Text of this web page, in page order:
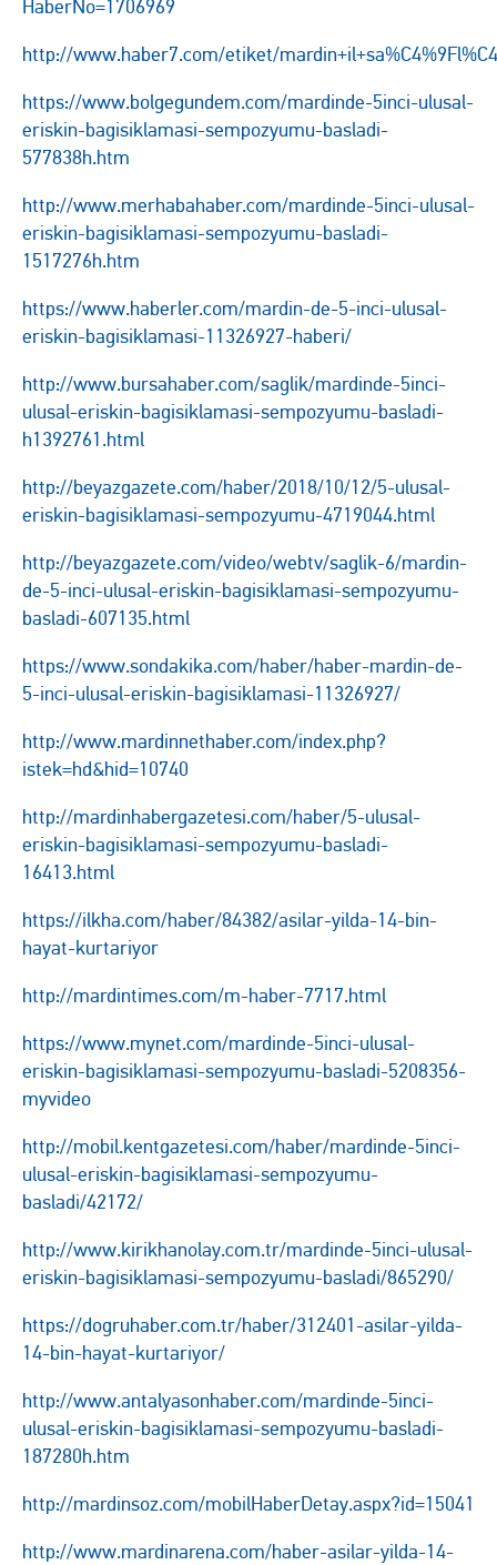
HaberNo=1706969
http://www.haber7.com/etiket/
https://www.bolgegundem.com/mardinde-5inci-ulusal-
eriskin-bagisiklamasi-sempozyumu-basladi-
577838h.htm
http://www.merhabahaber.com/mardinde-5inci-ulusal-
eriskin-bagisiklamasi-sempozyumu-basladi-
1517276h.htm
https://www.haberler.com/mardin-de-5-inci-ulusal-
eriskin-bagisiklamasi-11326927-haberi/
http://www.bursahaber.com/saglik/mardinde-5inci-
ulusal-eriskin-bagisiklamasi-sempozyumu-basladi-
h1392761.html
http://beyazgazete.com/haber/2018/10/12/5-ulusal-
eriskin-bagisiklamasi-sempozyumu-4719044.html
http://beyazgazete.com/video/webtv/saglik-6/mardin-
de-5-inci-ulusal-eriskin-bagisiklamasi-sempozyumu-
basladi-607135.html
https://www.sondakika.com/haber/haber-mardin-de-
5-inci-ulusal-eriskin-bagisiklamasi-11326927/
http://www.mardinnethaber.com/index.php?
istek=hd&hid=10740
http://mardinhabergazetesi.com/haber/5-ulusal-
eriskin-bagisiklamasi-sempozyumu-basladi-
16413.html
https://ilkha.com/haber/84382/asilar-yilda-14-bin-
hayat-kurtariyor
http://mardintimes.com/m-haber-7717.html
https://www.mynet.com/mardinde-5inci-ulusal-
eriskin-bagisiklamasi-sempozyumu-basladi-5208356-
myvideo
http://mobil.kentgazetesi.com/haber/mardinde-5inci-
ulusal-eriskin-bagisiklamasi-sempozyumu-
basladi/42172/
http://www.kirikhanolay.com.tr/mardinde-5inci-ulusal-
eriskin-bagisiklamasi-sempozyumu-basladi/865290/
https://dogruhaber.com.tr/haber/312401-asilar-yilda-
14-bin-hayat-kurtariyor/
http://www.antalyasonhaber.com/mardinde-5inci-
ulusal-eriskin-bagisiklamasi-sempozyumu-basladi-
187280h.htm
http://mardinsoz.com/mobilHaberDetay.aspx?id=15041
http://www.mardinarena.com/haber-asilar-yilda-14-